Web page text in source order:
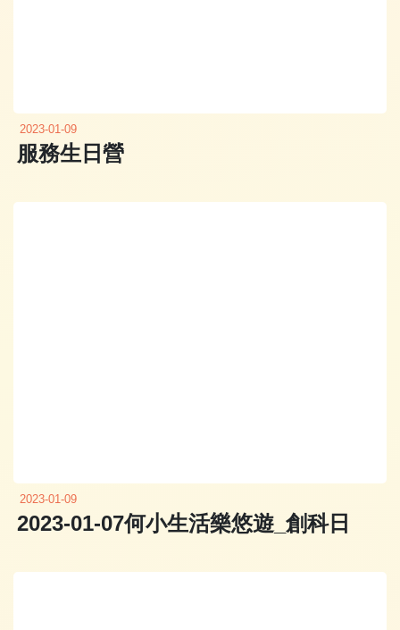
2023-01-09
服務生日營
2023-01-09
2023-01-07何小生活樂悠遊_創科日